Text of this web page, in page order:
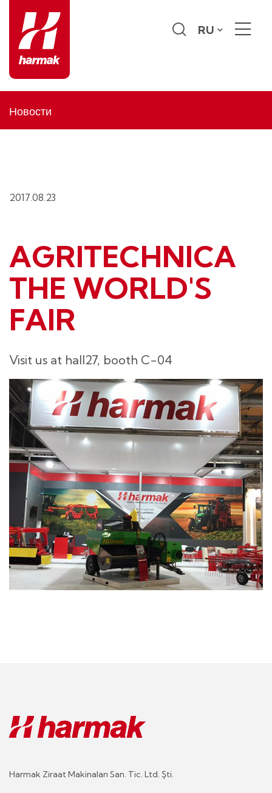
RU
Новости
2017.08.23
AGRITECHNICA
THE WORLD'S
FAIR
Visit us at hall27, booth C-04
Harmak Ziraat Makinaları San. Tic. Ltd. Şti.